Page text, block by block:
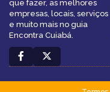
que fazer, as melhores
empresas, locais, serviços
e muito mais no guia
Encontra Cuiabá.